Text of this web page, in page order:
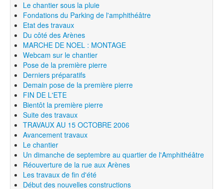
Le chantier sous la pluie
Fondations du Parking de l'amphithéâtre
Etat des travaux
Du côté des Arènes
MARCHE DE NOEL : MONTAGE
Webcam sur le chantier
Pose de la première pierre
Derniers préparatifs
Demain pose de la première pierre
FIN DE L'ETE
Bientôt la première pierre
Suite des travaux
TRAVAUX AU 15 OCTOBRE 2006
Avancement travaux
Le chantier
Un dimanche de septembre au quartier de l'Amphithéâtre
Réouverture de la rue aux Arènes
Les travaux de fin d'été
Début des nouvelles constructions